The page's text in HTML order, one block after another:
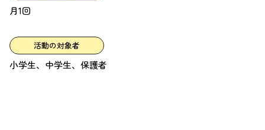
月1回
活動の対象者
小学生、中学生、保護者